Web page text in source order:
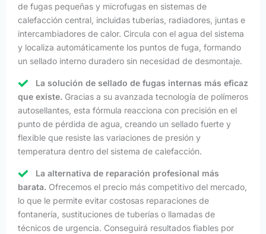
de fugas pequeñas y microfugas en sistemas de
calefacción central, incluidas tuberías, radiadores, juntas e
intercambiadores de calor. Circula con el agua del sistema
y localiza automáticamente los puntos de fuga, formando
un sellado interno duradero sin necesidad de desmontaje.
La solución de sellado de fugas internas más eficaz
que existe. Gracias a su avanzada tecnología de polímeros
autosellantes, esta fórmula reacciona con precisión en el
punto de pérdida de agua, creando un sellado fuerte y
flexible que resiste las variaciones de presión y
temperatura dentro del sistema de calefacción.
La alternativa de reparación profesional más
barata. Ofrecemos el precio más competitivo del mercado,
lo que le permite evitar costosas reparaciones de
fontanería, sustituciones de tuberías o llamadas de
técnicos de urgencia. Conseguirá resultados fiables por